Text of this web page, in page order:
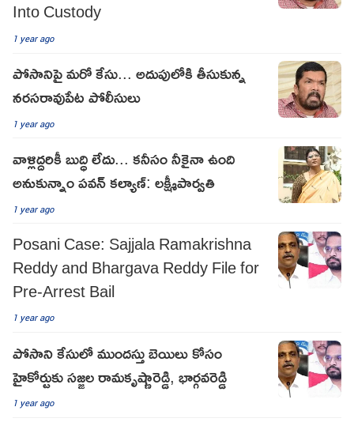
Into Custody
1 year ago
పోసానిపై మరో కేసు... అదుపులోకి తీసుకున్న
నరసరావుపేట పోలీసులు
1 year ago
వాళ్లిద్దరికీ బుద్ధి లేదు... కనీసం నీకైనా ఉంది
అనుకున్నాం పవన్ కల్యాణ్: లక్ష్మీపార్వతి
1 year ago
Posani Case: Sajjala Ramakrishna
Reddy and Bhargava Reddy File for
Pre-Arrest Bail
1 year ago
పోసాని కేసులో ముందస్తు బెయిలు కోసం
హైకోర్టుకు సజ్జల రామకృష్ణారెడ్డి, భార్గవరెడ్డి
1 year ago